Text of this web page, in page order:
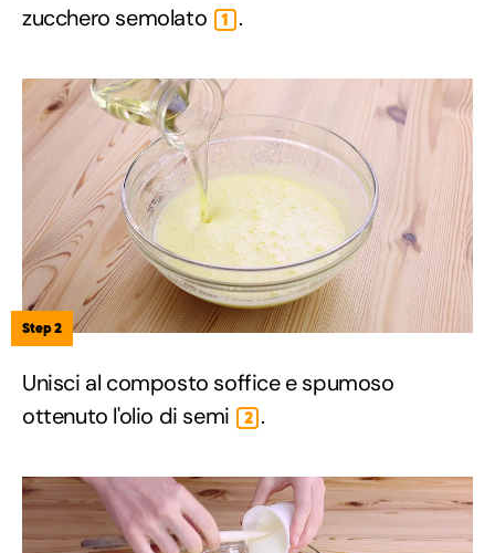
zucchero semolato
1 .
Step 2
Unisci al composto soffice e spumoso
ottenuto l'olio di semi
2 .